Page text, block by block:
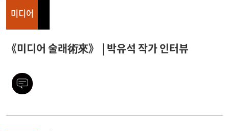
미디어
《미디어 술래術來》 | 박유석 작가 인터뷰